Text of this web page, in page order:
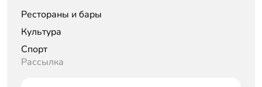
Рестораны и бары
Культура
Спорт
Рассылка